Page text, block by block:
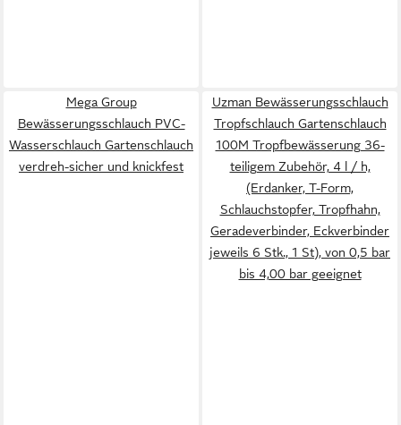
Mega Group
Bewässerungsschlauch PVC-
Wasserschlauch Gartenschlauch
verdreh-sicher und knickfest
Uzman Bewässerungsschlauch
Tropfschlauch Gartenschlauch
100M Tropfbewässerung 36-
teiligem Zubehör, 4 l / h,
(Erdanker, T-Form,
Schlauchstopfer, Tropfhahn,
Geradeverbinder, Eckverbinder
jeweils 6 Stk., 1 St), von 0,5 bar
bis 4,00 bar geeignet